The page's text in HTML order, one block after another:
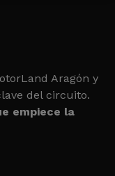
Aragón y
del circuito.
empiece la